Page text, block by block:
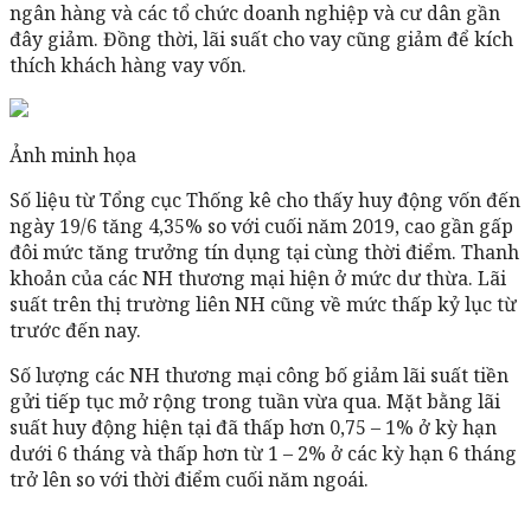
ngân hàng và các tổ chức doanh nghiệp và cư dân gần
đây giảm. Đồng thời, lãi suất cho vay cũng giảm để kích
thích khách hàng vay vốn.
Ảnh minh họa
Số liệu từ Tổng cục Thống kê cho thấy huy động vốn đến
ngày 19/6 tăng 4,35% so với cuối năm 2019, cao gần gấp
đôi mức tăng trưởng tín dụng tại cùng thời điểm. Thanh
khoản của các NH thương mại hiện ở mức dư thừa. Lãi
suất trên thị trường liên NH cũng về mức thấp kỷ lục từ
trước đến nay.
Số lượng các NH thương mại công bố giảm lãi suất tiền
gửi tiếp tục mở rộng trong tuần vừa qua. Mặt bằng lãi
suất huy động hiện tại đã thấp hơn 0,75 – 1% ở kỳ hạn
dưới 6 tháng và thấp hơn từ 1 – 2% ở các kỳ hạn 6 tháng
trở lên so với thời điểm cuối năm ngoái.